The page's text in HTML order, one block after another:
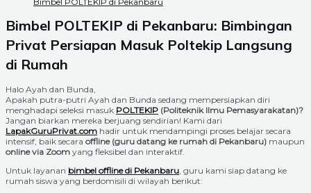
Bimbel POLTEKIP di Pekanbaru: Bimbingan
Privat Persiapan Masuk Poltekip Langsung
di Rumah
Halo Ayah dan Bunda,
Apakah putra-putri Ayah dan Bunda sedang mempersiapkan diri
menghadapi seleksi masuk POLTEKIP (Politeknik Ilmu Pemasyarakatan)?
Jangan biarkan mereka berjuang sendirian! Kami dari
LapakGuruPrivat.com hadir untuk mendampingi proses belajar secara
intensif, baik secara offline (guru datang ke rumah di Pekanbaru) maupun
online via Zoom yang fleksibel dan interaktif.
Untuk layanan bimbel offline di Pekanbaru , guru kami siap datang ke
rumah siswa yang berdomisili di wilayah berikut: